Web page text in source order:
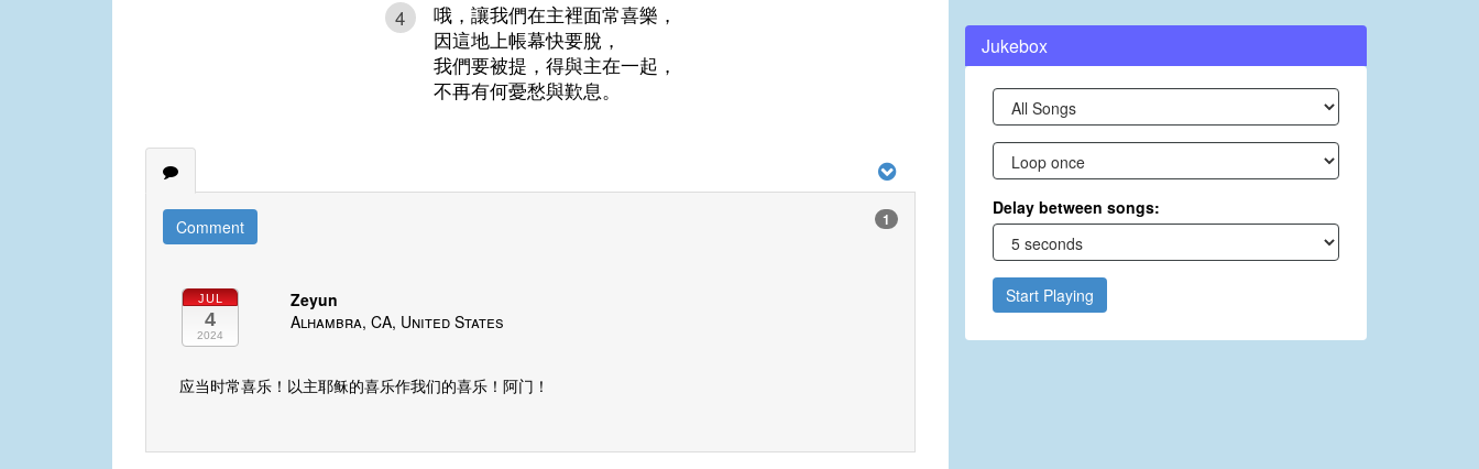
4
哦，讓我們在主裡面常喜樂，
因這地上帳幕快要脫，
我們要被提，得與主在一起，
不再有何憂愁與歎息。
Comment 1
JUL
4
2024
Zeyun
Alhambra, CA, United States
应当时常喜乐！以主耶稣的喜乐作我们的喜乐！阿门！
Jukebox
Delay between songs:
Start Playing